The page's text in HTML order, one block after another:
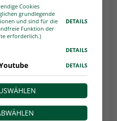
das Hinspiel gegen
hatte, will eine Woche
(0:4 gegen
1. FC Köln) in die
und den zweiten
Borussia-
Foss darf wegen
werden.
Hohkeppel
Cookies
grundlegende
und sind für die
Funktion der
erforderlich.)
DETAILS
DETAILS
DETAILS